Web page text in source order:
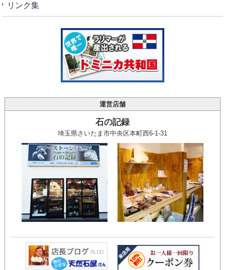
リンク集
運営店舗
石の記録
埼玉県さいたま市中央区本町西6-1-31